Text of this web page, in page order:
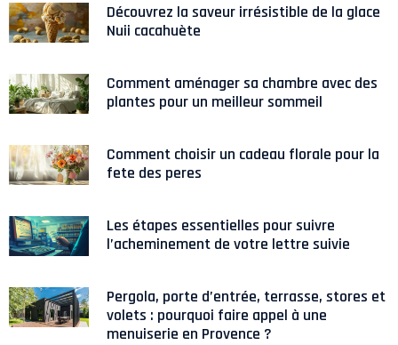
Découvrez la saveur irrésistible de la glace
Nuii cacahuète
Comment aménager sa chambre avec des
plantes pour un meilleur sommeil
Comment choisir un cadeau florale pour la
fete des peres
Les étapes essentielles pour suivre
l’acheminement de votre lettre suivie
Pergola, porte d’entrée, terrasse, stores et
volets : pourquoi faire appel à une
menuiserie en Provence ?